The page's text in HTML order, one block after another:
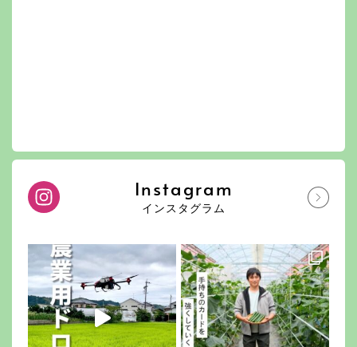
Instagram
インスタグラム